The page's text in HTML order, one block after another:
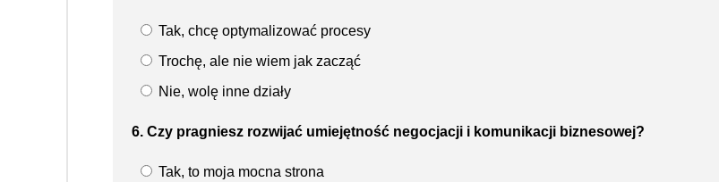
Tak, chcę optymalizować procesy
Trochę, ale nie wiem jak zacząć
Nie, wolę inne działy
6. Czy pragniesz rozwijać umiejętność negocjacji i komunikacji biznesowej?
Tak, to moja mocna strona